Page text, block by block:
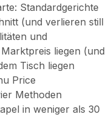
Standardgerichte
(und verlieren still
und
liegen (und
Tisch liegen
Price
Methoden
in weniger als 30